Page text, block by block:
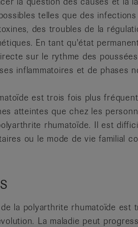
telles que des
des troubles de la
En tant qu'état
sur le rythme des
inflammatoires et de phases
est trois fois plus
atteintes que chez les
rhumatoïde. Il est
ou le mode de vie familial
la polyarthrite rhumatoïde
La maladie peut